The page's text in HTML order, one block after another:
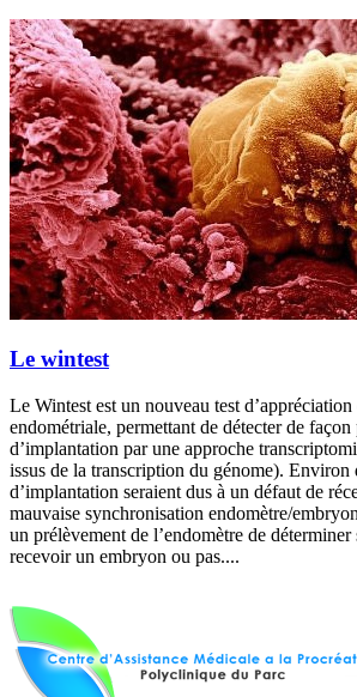
Le wintest
Le Wintest est un nouveau test
endométriale, permettant de détecter de façon
d’implantation par une approche
issus de la transcription du génome). Environ
d’implantation seraient dus à un défaut de
mauvaise synchronisation endomètre/
un prélèvement de l’endomètre de déterminer
recevoir un embryon ou pas....